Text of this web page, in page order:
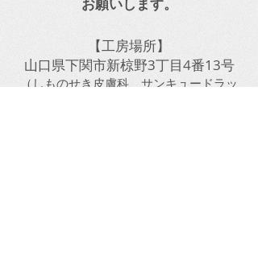
お願いします。
【工房場所】
山口県下関市新椋野3丁目4番13号
​（しものせき皮膚科、サンキュードラッ